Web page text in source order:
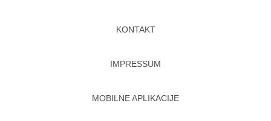
KONTAKT
IMPRESSUM
MOBILNE APLIKACIJE